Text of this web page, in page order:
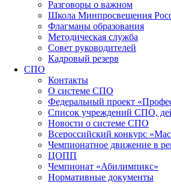
Разговоры о важном
Школа Минпросвещения
Флагманы образования
Методическая служба
Совет руководителей
Кадровый резерв
СПО
Контакты
О системе СПО
Федеральный проект
Список учреждений СПО,
Новости о системе СПО
Всероссийский конкурс
Чемпионатное движение в
ЦОПП
Чемпионат «Абилимпикс»
Нормативные документы